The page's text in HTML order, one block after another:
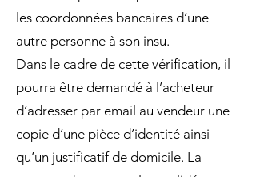
les coordonnées bancaires d’une
autre personne à son insu.
Dans le cadre de cette vérification, il
pourra être demandé à l’acheteur
d’adresser par email au vendeur une
copie d’une pièce d’identité ainsi
qu’un justificatif de domicile. La